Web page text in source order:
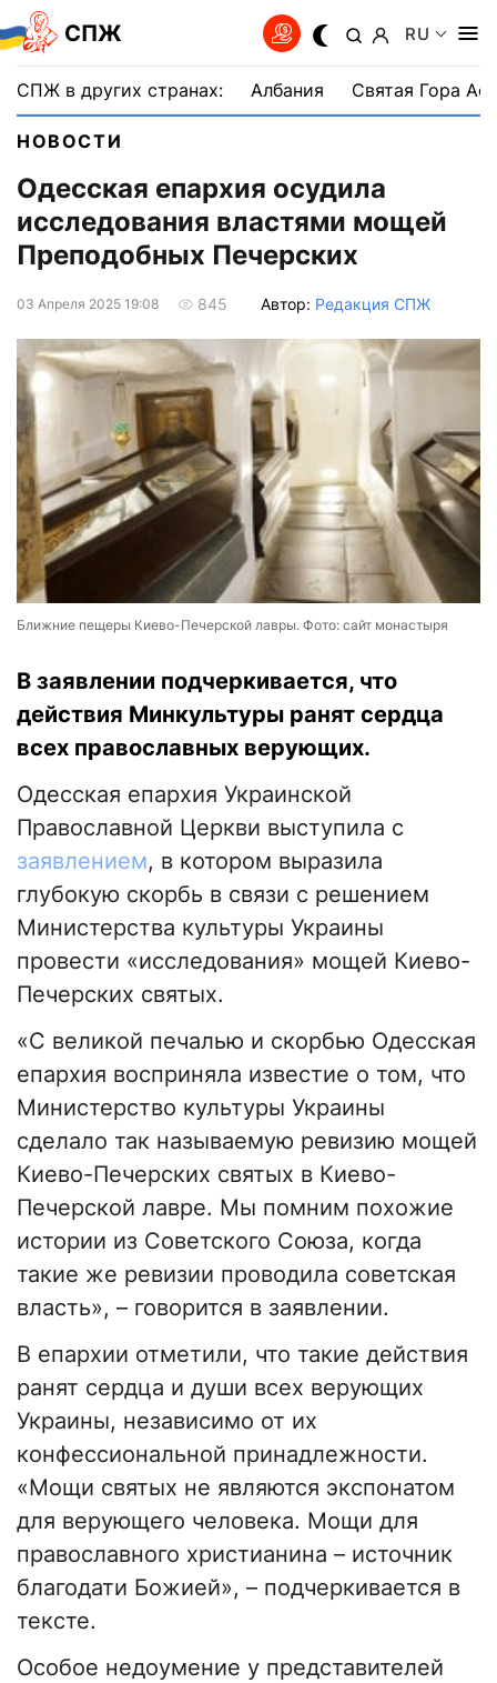
СПЖ RU
СПЖ в других странах: Албания Святая Гора
НОВОСТИ
Одесская епархия осудила
исследования властями мощей
Преподобных Печерских
03 Апреля 2025 19:08 845 Автор: Редакция СПЖ
Ближние пещеры Киево-Печерской лавры. Фото: сайт монастыря
В заявлении подчеркивается, что
действия Минкультуры ранят сердца
всех православных верующих.
Одесская епархия Украинской
Православной Церкви выступила с
заявлением, в котором выразила
глубокую скорбь в связи с решением
Министерства культуры Украины
провести «исследования» мощей Киево-
Печерских святых.
«С великой печалью и скорбью Одесская
епархия восприняла известие о том, что
Министерство культуры Украины
сделало так называемую ревизию мощей
Киево-Печерских святых в Киево-
Печерской лавре. Мы помним похожие
истории из Советского Союза, когда
такие же ревизии проводила советская
власть», – говорится в заявлении.
В епархии отметили, что такие действия
ранят сердца и души всех верующих
Украины, независимо от их
конфессиональной принадлежности.
«Мощи святых не являются экспонатом
для верующего человека. Мощи для
православного христианина – источник
благодати Божией», – подчеркивается в
тексте.
Особое недоумение у представителей